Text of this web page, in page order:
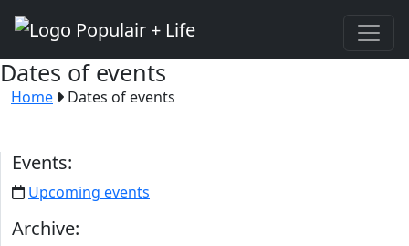
Dates of events
Home Dates of events
Events:
Upcoming events
Archive: